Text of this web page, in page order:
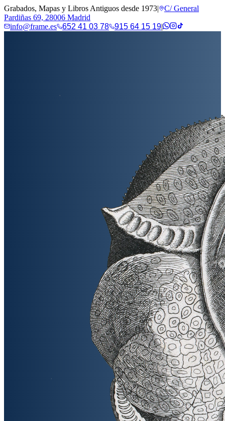
Grabados, Mapas y Libros Antiguos desde 1973|
C/ General
Pardiñas 69, 28006 Madrid
info@frame.es
652 41 03 78 915 64 15 19|